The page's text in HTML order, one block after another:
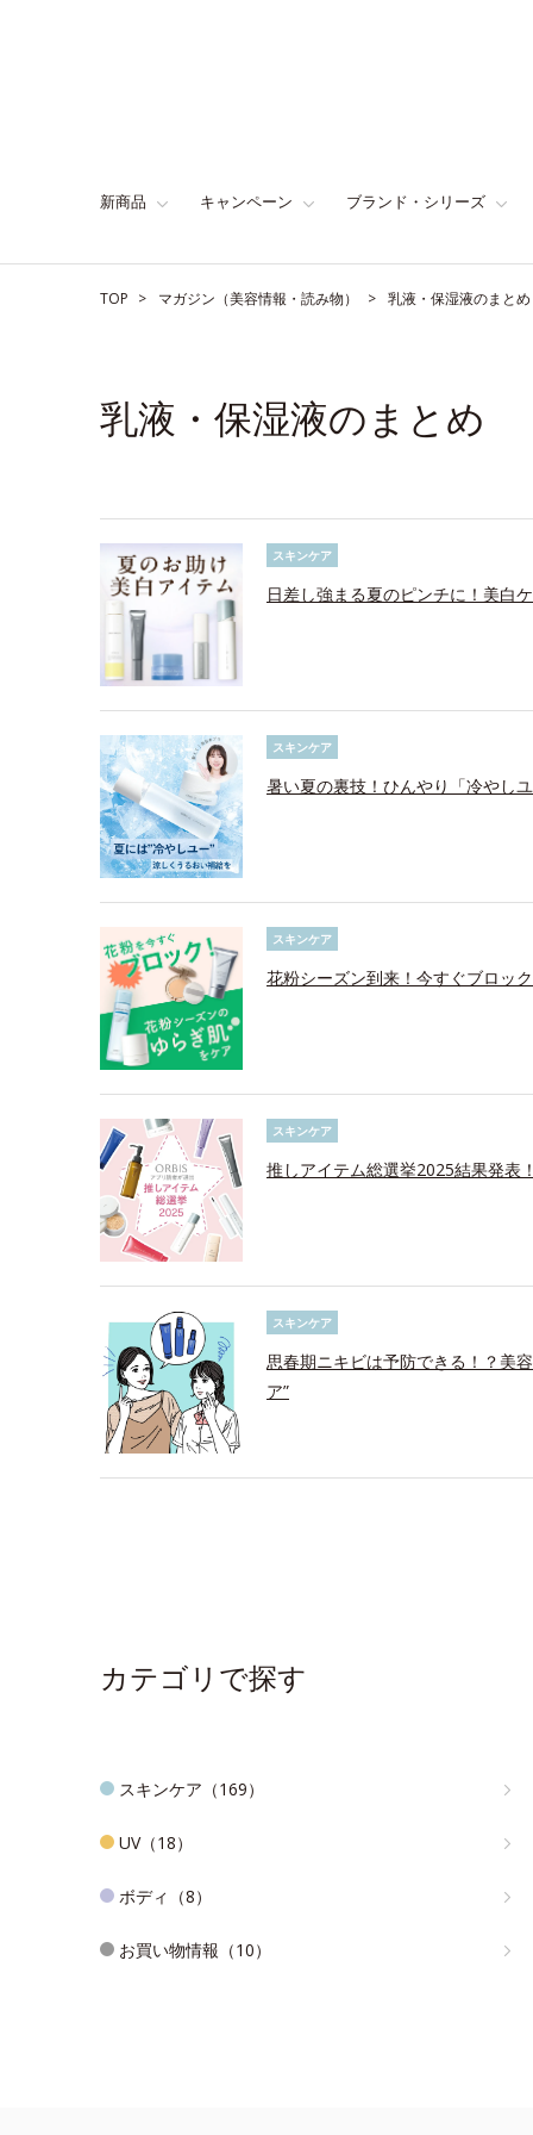
新商品 キャンペーン ブランド・シリーズ
TOP マガジン（美容情報・読み物） 乳液・保湿液のまとめ
乳液・保湿液のまとめ
スキンケア
日差し強まる夏のピンチに！美白
スキンケア
暑い夏の裏技！ひんやり「冷やし
スキンケア
花粉シーズン到来！今すぐブロッ
スキンケア
推しアイテム総選挙2025結果発表
スキンケア
思春期ニキビは予防できる！？美
ア”
カテゴリで探す
スキンケア（169）
UV（18）
ボディ（8）
お買い物情報（10）